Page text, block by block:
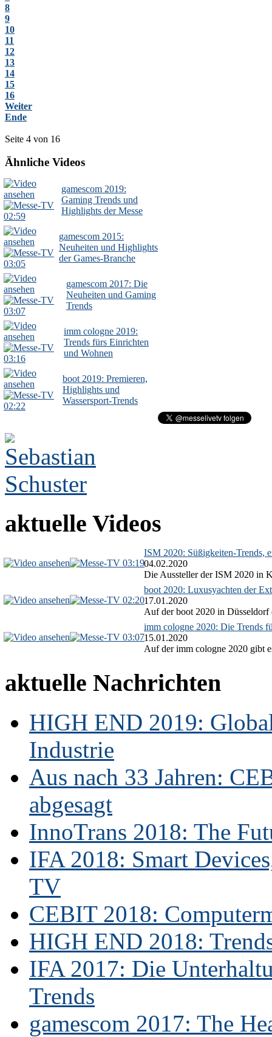
8
9
10
11
12
13
14
15
16
Weiter
Ende
Seite 4 von 16
Ähnliche Videos
02:59
gamescom 2019:
Gaming Trends und
Highlights der Messe
03:05
gamescom 2015:
Neuheiten und Highlights
der Games-Branche
03:07
gamescom 2017: Die
Neuheiten und Gaming
Trends
03:16
imm cologne 2019:
Trends fürs Einrichten
und Wohnen
02:22
boot 2019: Premieren,
Highlights und
Wassersport-Trends
aktuelle Videos
03:19
ISM 2020: Süßigkeiten-Trends,
04.02.2020
Die Aussteller der ISM 2020 in
02:20
boot 2020: Luxusyachten der
17.01.2020
Auf der boot 2020 in Düsseldorf
03:07
imm cologne 2020: Die Trends
15.01.2020
Auf der imm cologne 2020 gibt
aktuelle Nachrichten
HIGH END 2019:
Industrie
Aus nach 33 Jahren:
abgesagt
InnoTrans 2018: The
IFA 2018: Smart
TV
CEBIT 2018:
HIGH END 2018:
IFA 2017: Die
Trends
gamescom 2017: The